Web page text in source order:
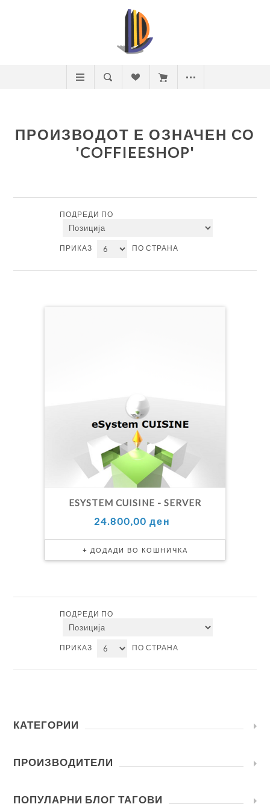
ПРОИЗВОДОТ Е ОЗНАЧЕН СО
'COFFIEESHOP'
ПОДРЕДИ ПО
ПРИКАЗ ПО СТРАНА
ESYSTEM CUISINE - SERVER
24.800,00 ден
ПОДРЕДИ ПО
ПРИКАЗ ПО СТРАНА
КАТЕГОРИИ
ПРОИЗВОДИТЕЛИ
ПОПУЛАРНИ БЛОГ ТАГОВИ